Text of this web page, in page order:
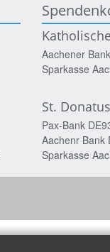
Aachener
Sparkasse
St.
Pax-Bank
Aachenr Bank
Sparkasse